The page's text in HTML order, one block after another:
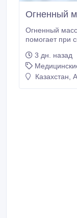
Огненный
Огненный
помогает при
тг. Выполняют мужчина и женщина — специалисты
с большим опытом
Адрес ЖК Gul
3 дн. назад
Казахстан,